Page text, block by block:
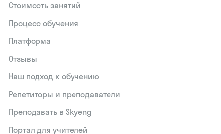
Стоимость занятий
Процесс обучения
Платформа
Отзывы
Наш подход к обучению
Репетиторы и преподаватели
Преподавать в Skyeng
Портал для учителей